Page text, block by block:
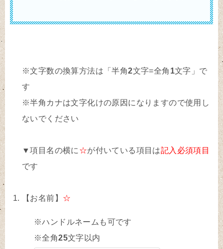
※文字数の換算方法は「半角2文字=全角 1文字」で
す
※半角カナは文字化けの原因になりますので使用し
ないでください
▼項目名の横に ☆が付いている項目は記入必須項目
です
【お名前】 ☆
※ハンドルネームも可です
※全角25文字以内